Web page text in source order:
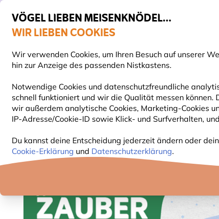
VÖGEL LIEBEN MEISENKNÖDEL...
WIR LIEBEN COOKIES
Wir verwenden Cookies, um Ihren Besuch auf unserer
hin zur Anzeige des passenden Nistkastens.
Notwendige Cookies und datenschutzfreundliche
schnell funktioniert und wir die Qualität messen
wir außerdem analytische Cookies, Marketing-Cookies
IP-Adresse/Cookie-ID sowie Klick- und Surfverhalten,
Du kannst deine Entscheidung jederzeit ändern oder
Cookie-Erklärung und Datenschutzerklärung.
Gratis Versand ab 65 €
VOGELFUTTER FUTTERHÄUSER NISTKÄSTEN